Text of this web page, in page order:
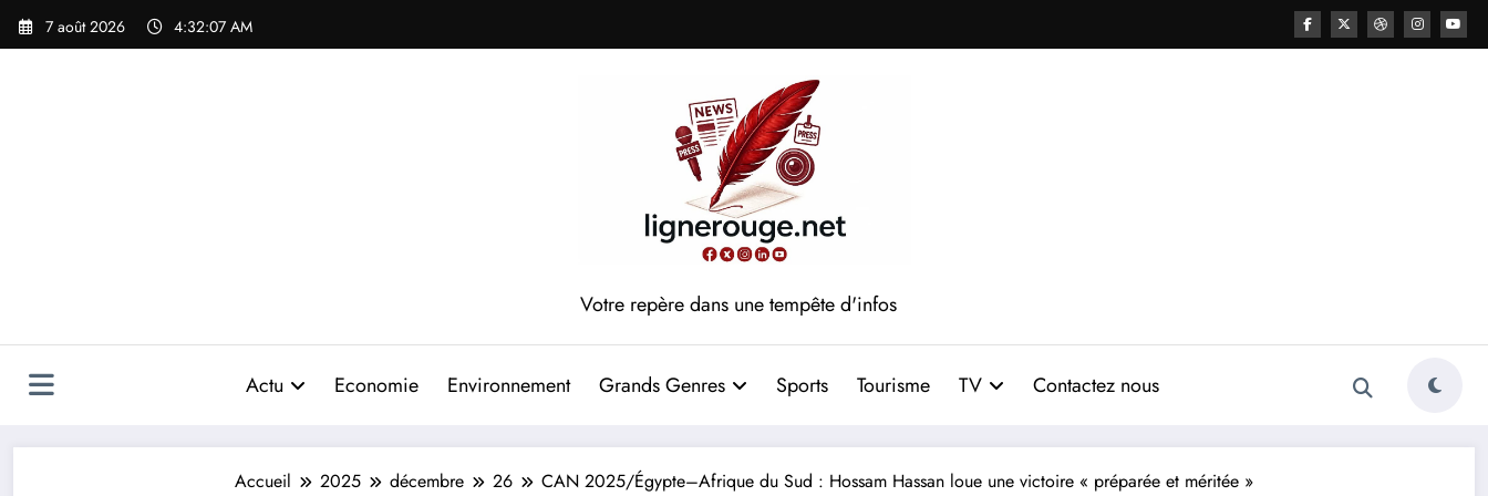
Aller
7 août 2026 4:32:09 AM
Votre repère dans une tempête d'infos
Actu Economie Environnement Grands Genres Sports Tourisme TV Contactez nous
Accueil 2025 décembre 26 CAN 2025/Égypte–Afrique du Sud : Hossam Hassan loue une victoire « préparée et méritée »